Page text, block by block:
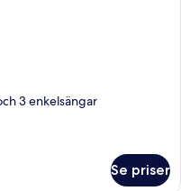
3 enkelsängar
Se priser